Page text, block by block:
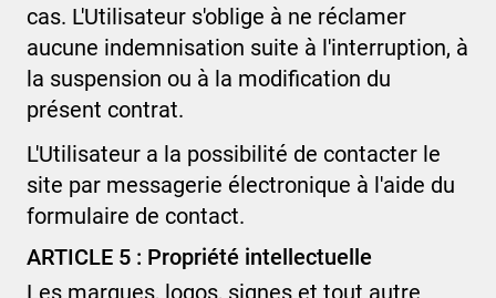
cas. L'Utilisateur s'oblige à ne réclamer
aucune indemnisation suite à l'interruption, à
la suspension ou à la modification du
présent contrat.
L'Utilisateur a la possibilité de contacter le
site par messagerie électronique à l'aide du
formulaire de contact.
ARTICLE 5 : Propriété intellectuelle
Les marques, logos, signes et tout autre